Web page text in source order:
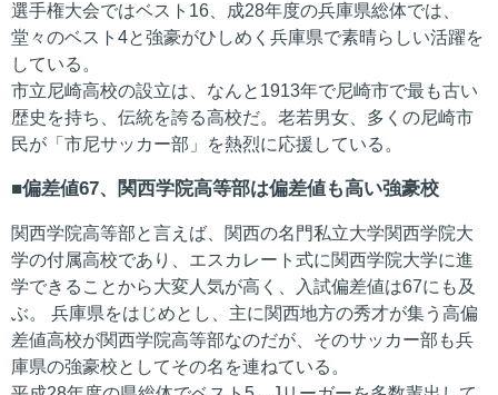
選手権大会ではベスト16、成28年度の兵庫県総体では、
堂々のベスト4と強豪がひしめく兵庫県で素晴らしい活躍を
している。
市立尼崎高校の設立は、なんと1913年で尼崎市で最も古い
歴史を持ち、伝統を誇る高校だ。老若男女、多くの尼崎市
民が「市尼サッカー部」を熱烈に応援している。
偏差値67、関西学院高等部は偏差値も高い強豪校
関西学院高等部と言えば、関西の名門私立大学関西学院大
学の付属高校であり、エスカレート式に関西学院大学に進
学できることから大変人気が高く、入試偏差値は67にも及
ぶ。 兵庫県をはじめとし、主に関西地方の秀才が集う高偏
差値高校が関西学院高等部なのだが、そのサッカー部も兵
庫県の強豪校としてその名を連ねている。